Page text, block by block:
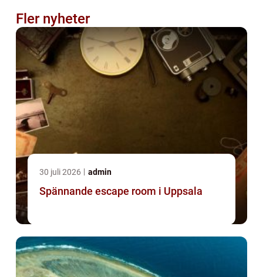
Fler nyheter
30 juli 2026 admin
Spännande escape room i Uppsala